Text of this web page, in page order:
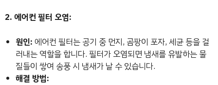
2. 에어컨 필터 오염:
원인: 에어컨 필터는 공기 중 먼지, 곰팡이 포자, 세균 등을 걸
러내는 역할을 합니다. 필터가 오염되면 냄새를 유발하는 물
질들이 쌓여 송풍 시 냄새가 날 수 있습니다.
해결 방법: